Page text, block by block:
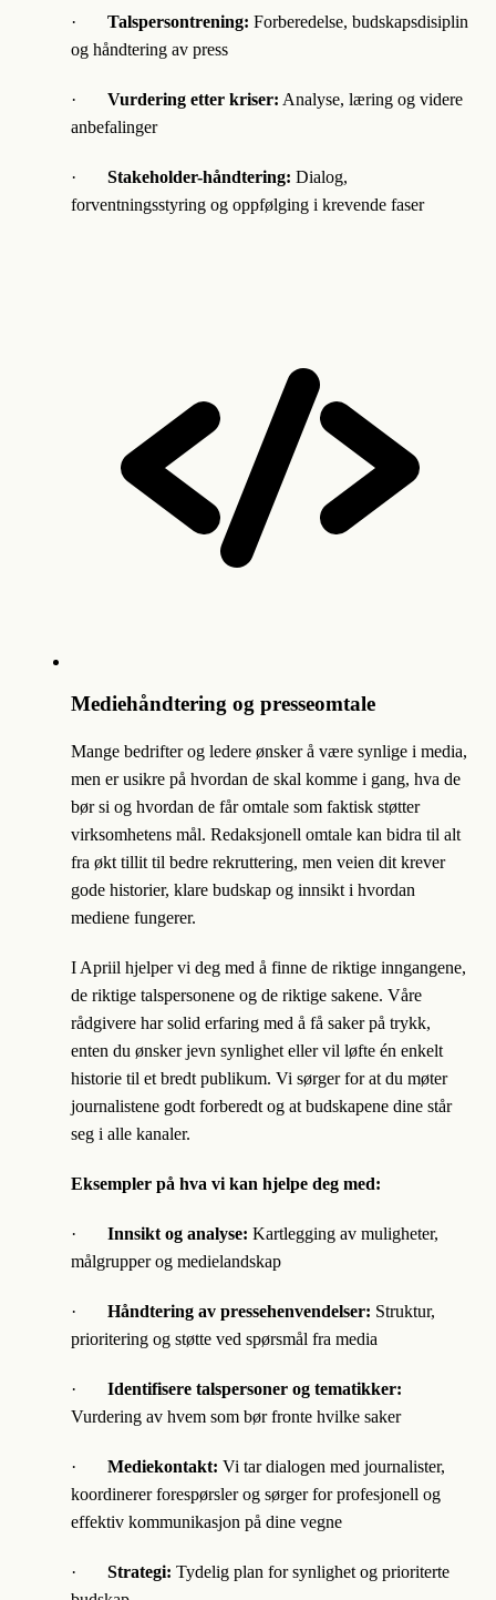
· Talspersontrening: Forberedelse, budskapsdisiplin
og håndtering av press
· Vurdering etter kriser: Analyse, læring og videre
anbefalinger
· Stakeholder-håndtering: Dialog,
forventningsstyring og oppfølging i krevende faser
Mediehåndtering og presseomtale
Mange bedrifter og ledere ønsker å være synlige i media,
men er usikre på hvordan de skal komme i gang, hva de
bør si og hvordan de får omtale som faktisk støtter
virksomhetens mål. Redaksjonell omtale kan bidra til alt
fra økt tillit til bedre rekruttering, men veien dit krever
gode historier, klare budskap og innsikt i hvordan
mediene fungerer.
I Apriil hjelper vi deg med å finne de riktige inngangene,
de riktige talspersonene og de riktige sakene. Våre
rådgivere har solid erfaring med å få saker på trykk,
enten du ønsker jevn synlighet eller vil løfte én enkelt
historie til et bredt publikum. Vi sørger for at du møter
journalistene godt forberedt og at budskapene dine står
seg i alle kanaler.
Eksempler på hva vi kan hjelpe deg med:
· Innsikt og analyse: Kartlegging av muligheter,
målgrupper og medielandskap
· Håndtering av pressehenvendelser: Struktur,
prioritering og støtte ved spørsmål fra media
· Identifisere talspersoner og tematikker:
Vurdering av hvem som bør fronte hvilke saker
· Mediekontakt: Vi tar dialogen med journalister,
koordinerer forespørsler og sørger for profesjonell og
effektiv kommunikasjon på dine vegne
· Strategi: Tydelig plan for synlighet og prioriterte